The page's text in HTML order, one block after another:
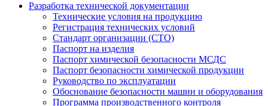
Разработка технической документации
Технические условия на продукцию
Регистрация технических условий
Стандарт организации (СТО)
Паспорт на изделия
Паспорт химической безопасности МСДС
Паспорт безопасности химической продукции
Руководство по эксплуатации
Обоснование безопасности машин и оборудования
Программа производственного контроля